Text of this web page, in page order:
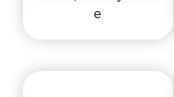
e